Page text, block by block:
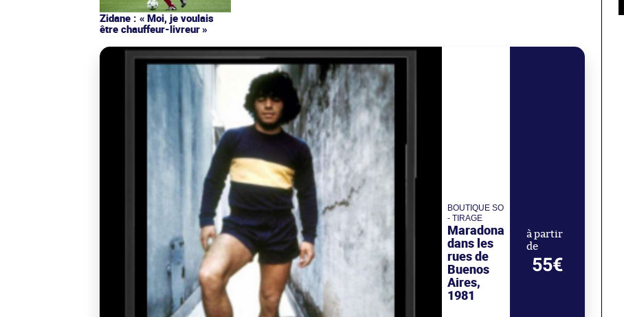
Zidane : « Moi, je voulais
être chauffeur-livreur »
BOUTIQUE SO
- TIRAGE
Maradona
dans les
rues de
Buenos
Aires,
1981
à partir
de
55€